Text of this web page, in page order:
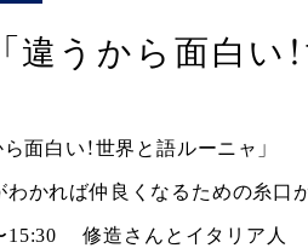
「違うから面白い
面白い！世界と語ルーニャ」
わかれば仲良くなるための糸口
15:30 修造さんとイタリア人